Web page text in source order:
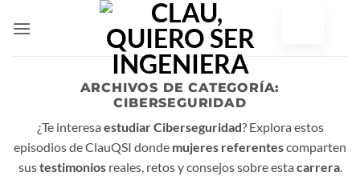
ARCHIVOS DE CATEGORÍA:
CIBERSEGURIDAD
¿Te interesa estudiar Ciberseguridad? Explora estos
episodios de ClauQSI donde mujeres referentescomparten
sustestimoniosreales, retos y consejos sobre esta carrera.